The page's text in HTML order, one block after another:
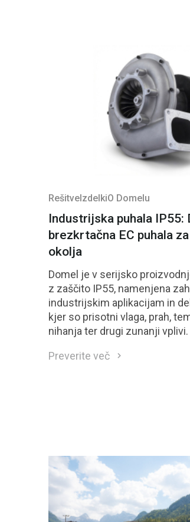
Rešitve IzdelkiO Domelu
Industrijska puhala IP55:
brezkrtačna EC puhala
okolja
Domel je v serijsko
z zaščito IP55, namenjena
industrijskim aplikacijam in
kjer so prisotni vlaga, prah,
nihanja ter drugi zunanji vplivi.
Preverite več